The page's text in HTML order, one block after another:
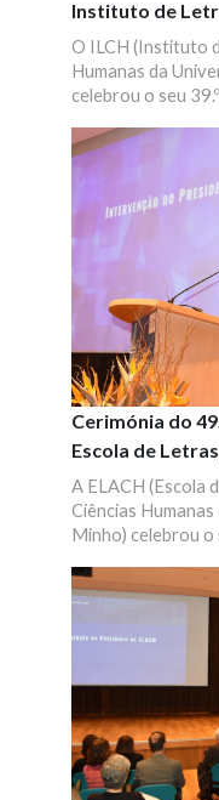
Instituto de
Humanas
O ILCH (Instituto
Humanas da
celebrou o seu
Gualtar, em Braga.
Cerimónia do
Escola de
Humanas
A ELACH (Escola
Ciências
Minho) celebrou o
momentos os 500
de Luís de Camões.